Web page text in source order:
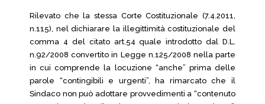
Rilevato che la stessa Corte Costituzionale (7.4.2011,
n.115), nel dichiarare la illegittimità costituzionale del
comma 4 del citato art.54 quale introdotto dal D.L.
n.92/2008 convertito in Legge n.125/2008 nella parte
in cui comprende la locuzione “anche” prima delle
parole “contingibili e urgenti”, ha rimarcato che il
Sindaco non può adottare provvedimenti a “contenuto